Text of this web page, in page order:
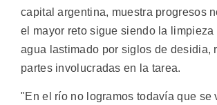
capital argentina, muestra progresos
el mayor reto sigue siendo la limpieza
agua lastimado por siglos de desidia,
partes involucradas en la tarea.
"En el río no logramos todavía que se